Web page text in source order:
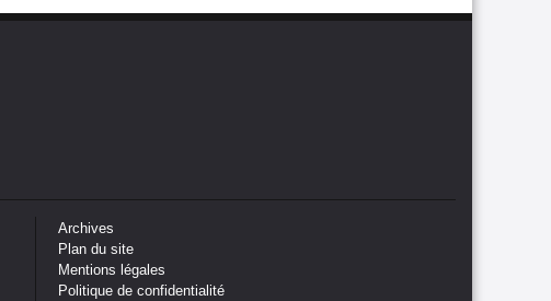
Archives
Plan du site
Mentions légales
Politique de confidentialité